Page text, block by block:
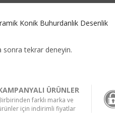
Konik Buhurdanlık Desenlik
sonra tekrar deneyin.
ÜRÜNLER
farklı marka ve
için indirimli fiyatlar